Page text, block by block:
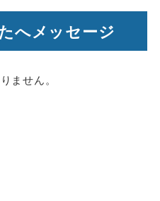
へメッセージ
ません。